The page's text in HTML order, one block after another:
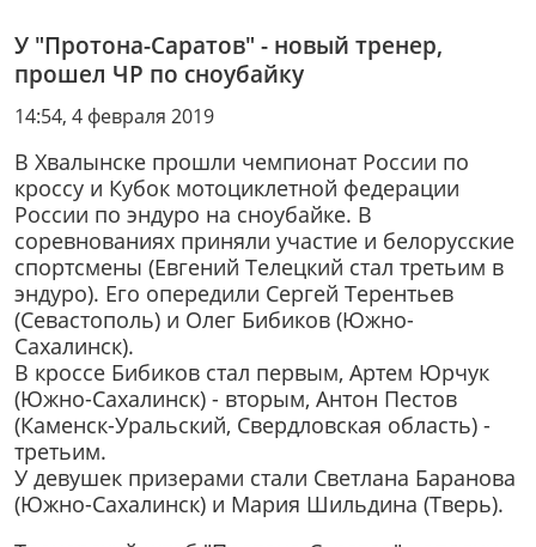
У "Протона-Саратов" - новый тренер,
прошел ЧР по сноубайку
14:54, 4 февраля 2019
В Хвалынске прошли чемпионат России по
кроссу и Кубок мотоциклетной федерации
России по эндуро на сноубайке. В
соревнованиях приняли участие и белорусские
спортсмены (Евгений Телецкий стал третьим в
эндуро). Его опередили Сергей Терентьев
(Севастополь) и Олег Бибиков (Южно-
Сахалинск).
В кроссе Бибиков стал первым, Артем Юрчук
(Южно-Сахалинск) - вторым, Антон Пестов
(Каменск-Уральский, Свердловская область) -
третьим.
У девушек призерами стали Светлана Баранова
(Южно-Сахалинск) и Мария Шильдина (Тверь).